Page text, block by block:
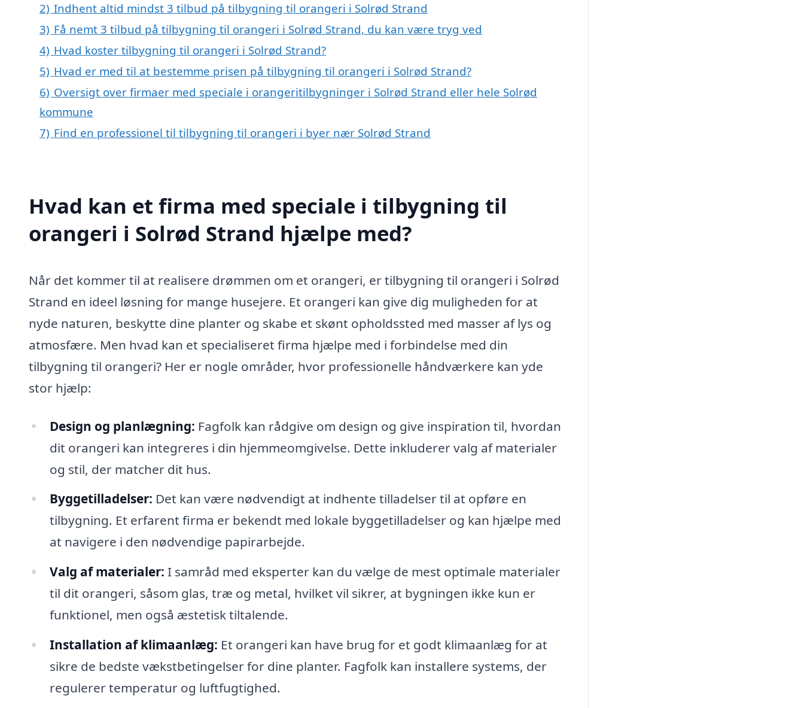
2) Indhent altid mindst 3 tilbud på tilbygning til orangeri i Solrød Strand
3) Få nemt 3 tilbud på tilbygning til orangeri i Solrød Strand, du kan være tryg ved
4) Hvad koster tilbygning til orangeri i Solrød Strand?
5) Hvad er med til at bestemme prisen på tilbygning til orangeri i Solrød Strand?
6) Oversigt over firmaer med speciale i orangeritilbygninger i Solrød Strand eller hele Solrød
kommune
7) Find en professionel til tilbygning til orangeri i byer nær Solrød Strand
Hvad kan et firma med speciale i tilbygning til
orangeri i Solrød Strand hjælpe med?
Når det kommer til at realisere drømmen om et orangeri, er tilbygning til orangeri i Solrød
Strand en ideel løsning for mange husejere. Et orangeri kan give dig muligheden for at
nyde naturen, beskytte dine planter og skabe et skønt opholdssted med masser af lys og
atmosfære. Men hvad kan et specialiseret firma hjælpe med i forbindelse med din
tilbygning til orangeri? Her er nogle områder, hvor professionelle håndværkere kan yde
stor hjælp:
Design og planlægning: Fagfolk kan rådgive om design og give inspiration til, hvordan
dit orangeri kan integreres i din hjemmeomgivelse. Dette inkluderer valg af materialer
og stil, der matcher dit hus.
Byggetilladelser: Det kan være nødvendigt at indhente tilladelser til at opføre en
tilbygning. Et erfarent firma er bekendt med lokale byggetilladelser og kan hjælpe med
at navigere i den nødvendige papirarbejde.
Valg af materialer: I samråd med eksperter kan du vælge de mest optimale materialer
til dit orangeri, såsom glas, træ og metal, hvilket vil sikrer, at bygningen ikke kun er
funktionel, men også æstetisk tiltalende.
Installation af klimaanlæg: Et orangeri kan have brug for et godt klimaanlæg for at
sikre de bedste vækstbetingelser for dine planter. Fagfolk kan installere systems, der
regulerer temperatur og luftfugtighed.